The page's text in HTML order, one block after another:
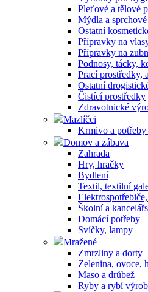
Pleťové a tělové
Mýdla a
Ostatní
Přípravky na
Přípravky na
Podnosy, tácky,
Prací prostředky,
Ostatní
Čistící prostředky
Zdravotnické
Mazlíčci
Krmivo a potřeby
Domov a zábava
Zahrada
Hry, hračky
Bydlení
Textil, textilní
Školní a
Domácí potřeby
Svíčky, lampy
Mražené
Zmrzliny a dorty
Zelenina, ovoce,
Maso a drůbež
Ryby a rybí